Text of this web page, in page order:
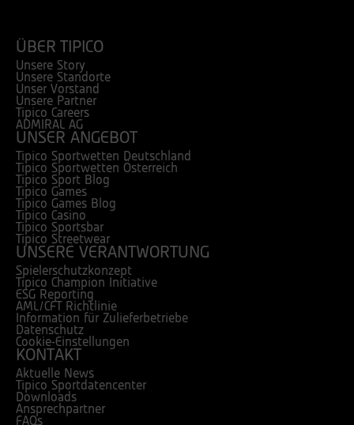
ÜBER TIPICO
Unsere Story
Unsere Standorte
Unser Vorstand
Unsere Partner
Tipico Careers
ADMIRAL AG
UNSER ANGEBOT
Tipico Sportwetten Deutschland
Tipico Sportwetten Österreich
Tipico Sport Blog
Tipico Games
Tipico Games Blog
Tipico Casino
Tipico Sportsbar
Tipico Streetwear
UNSERE VERANTWORTUNG
Spielerschutzkonzept
Tipico Champion Initiative
ESG Reporting
AML/CFT Richtlinie
Information für Zulieferbetriebe
Datenschutz
Cookie-Einstellungen
KONTAKT
Aktuelle News
Tipico Sportdatencenter
Downloads
Ansprechpartner
FAQs